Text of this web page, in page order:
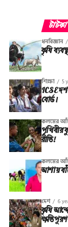
ধনবিজ্ঞান
কৃষি
শিক্ষা 5
ICSE
বোর্ড।
কলমের
পৃথিবীর
রীতি!
কলমের
আশায়
দেশ 6
কৃষি